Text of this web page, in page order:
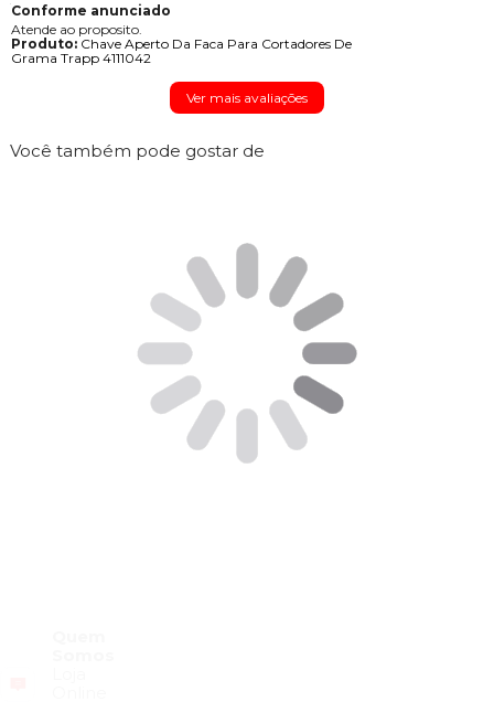
Conforme anunciado
Atende ao proposito.
Produto:Chave Aperto Da Faca Para Cortadores De
Grama Trapp 4111042
Ver mais avaliações
Você também pode gostar de